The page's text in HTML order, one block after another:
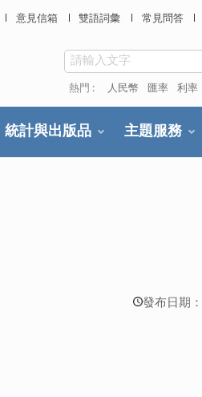
意見信箱 雙語詞彙 常見問答
熱門 : 人民幣 匯率 利率
統計與出版品 主題服務
發布日期：